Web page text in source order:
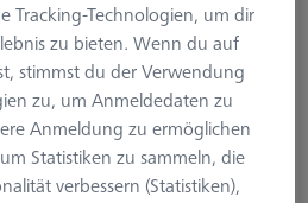
Tracking-Technologien, um dir
zu bieten. Wenn du auf
stimmst du der Verwendung
zu, um Anmeldedaten zu
Anmeldung zu ermöglichen
Statistiken zu sammeln, die
verbessern (Statistiken),